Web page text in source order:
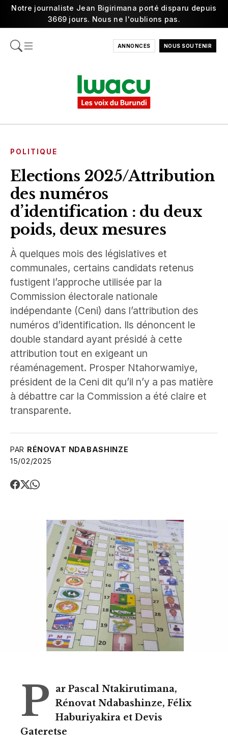
Notre journaliste Jean Bigirimana porté disparu depuis
3669 jours. Nous ne l'oublions pas.
ANNONCES NOUS SOUTENIR
POLITIQUE
Elections 2025/Attribution
des numéros
d’identification : du deux
poids, deux mesures
À quelques mois des législatives et
communales, certains candidats retenus
fustigent l’approche utilisée par la
Commission électorale nationale
indépendante (Ceni) dans l’attribution des
numéros d’identification. Ils dénoncent le
double standard ayant présidé à cette
attribution tout en exigeant un
réaménagement. Prosper Ntahorwamiye,
président de la Ceni dit qu’il n’y a pas matière
à débattre car la Commission a été claire et
transparente.
PAR RÉNOVAT NDABASHINZE
15/02/2025
P
ar Pascal Ntakirutimana,
Rénovat Ndabashinze, Félix
Haburiyakira et Devis
Gateretse